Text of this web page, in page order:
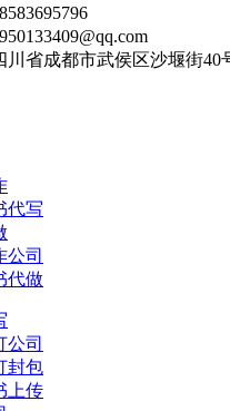
川省成都市武侯区沙堰街40
代写
公司
代做
公司
封包
上传